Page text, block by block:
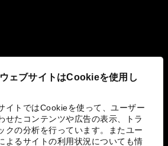
ェブサイトはCookieを使用し
イトではCookieを使って、ユーザー
せたコンテンツや広告の表示、トラ
クの分析を行っています。またユー
よるサイトの利用状況についても情
取り組み